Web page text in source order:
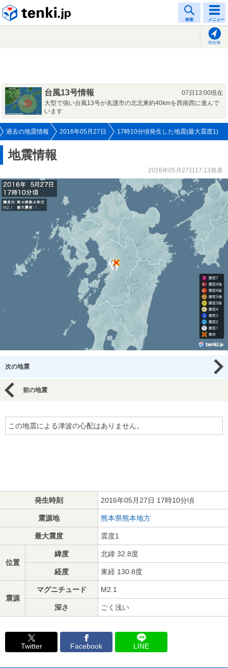
検索 メニュー
現在地
台風13号情報
07日13:00現在
大型で強い台風13号が名護市の北北東約40kmを西南西に進んで
います
過去の地震情報 2016年05月27日 17時10分頃発生した地震(最大震度1)
地震情報
2016年05月27日17:13発表
次の地震
前の地震
この地震による津波の心配はありません。
発生時刻 2016年05月27日 17時10分頃
震源地 熊本県熊本地方
最大震度 震度1
位置
緯度 北緯 32.8度
経度 東経 130.8度
震源
マグニチュード M2.1
深さ ごく浅い
Twitter Facebook LINE